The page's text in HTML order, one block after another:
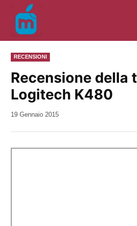
contenuto
PUBBLICATO
IN
RECENSIONI
Recensione della
Logitech K480
da
19 Gennaio 2015